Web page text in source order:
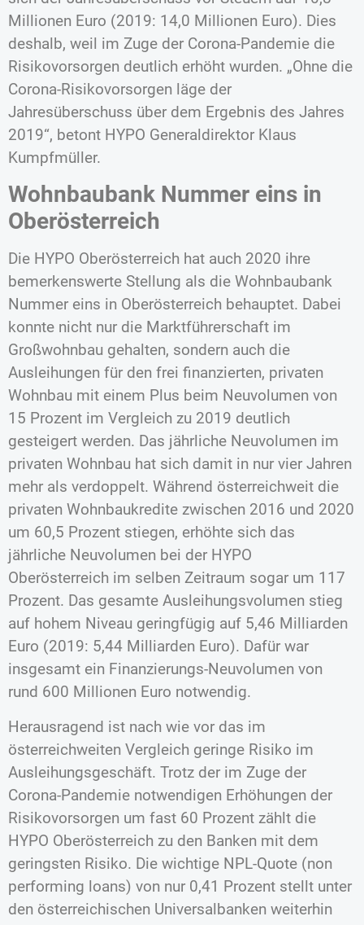
Millionen Euro (2019: 14,0 Millionen Euro). Dies
deshalb, weil im Zuge der Corona-Pandemie die
Risikovorsorgen deutlich erhöht wurden. „Ohne die
Corona-Risikovorsorgen läge der
Jahresüberschuss über dem Ergebnis des Jahres
2019“, betont HYPO Generaldirektor Klaus
Kumpfmüller.
Wohnbaubank Nummer eins in
Oberösterreich
Die HYPO Oberösterreich hat auch 2020 ihre
bemerkenswerte Stellung als die Wohnbaubank
Nummer eins in Oberösterreich behauptet. Dabei
konnte nicht nur die Marktführerschaft im
Großwohnbau gehalten, sondern auch die
Ausleihungen für den frei finanzierten, privaten
Wohnbau mit einem Plus beim Neuvolumen von
15 Prozent im Vergleich zu 2019 deutlich
gesteigert werden. Das jährliche Neuvolumen im
privaten Wohnbau hat sich damit in nur vier Jahren
mehr als verdoppelt. Während österreichweit die
privaten Wohnbaukredite zwischen 2016 und 2020
um 60,5 Prozent stiegen, erhöhte sich das
jährliche Neuvolumen bei der HYPO
Oberösterreich im selben Zeitraum sogar um 117
Prozent. Das gesamte Ausleihungsvolumen stieg
auf hohem Niveau geringfügig auf 5,46 Milliarden
Euro (2019: 5,44 Milliarden Euro). Dafür war
insgesamt ein Finanzierungs-Neuvolumen von
rund 600 Millionen Euro notwendig.
Herausragend ist nach wie vor das im
österreichweiten Vergleich geringe Risiko im
Ausleihungsgeschäft. Trotz der im Zuge der
Corona-Pandemie notwendigen Erhöhungen der
Risikovorsorgen um fast 60 Prozent zählt die
HYPO Oberösterreich zu den Banken mit dem
geringsten Risiko. Die wichtige NPL-Quote (non
performing loans) von nur 0,41 Prozent stellt unter
den österreichischen Universalbanken weiterhin